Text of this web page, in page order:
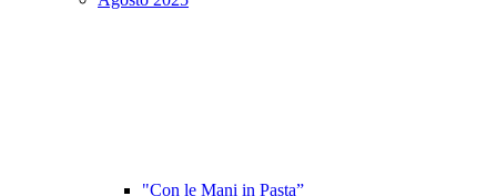
"Con le Mani in Pasta”